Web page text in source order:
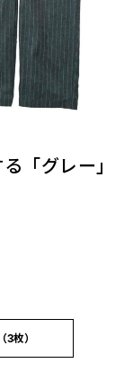
「グレー」
枚）